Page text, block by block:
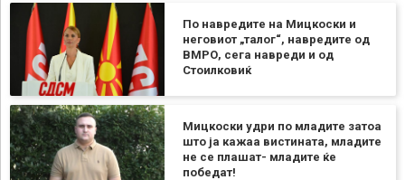
По навредите на Мицкоски и
неговиот „талог“, навредите од
ВМРО, сега навреди и од
Стоилковиќ
Мицкоски удри по младите затоа
што ја кажаа вистината, младите
не се плашат- младите ќе
победат!